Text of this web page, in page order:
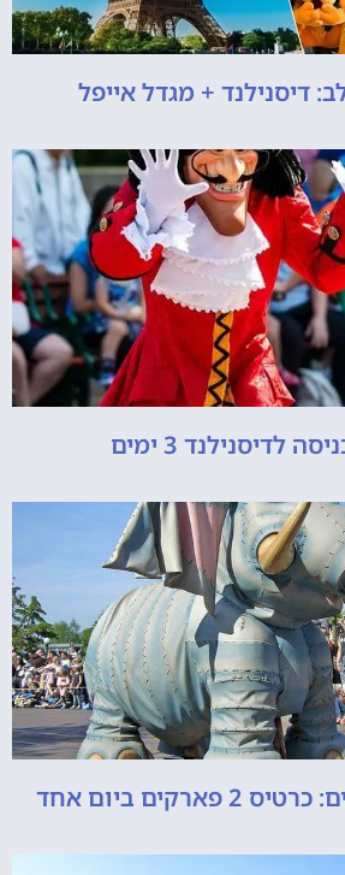
דיסנילנד + מגדל אייפל
לדיסנילנד 3 ימים
ביום אחד